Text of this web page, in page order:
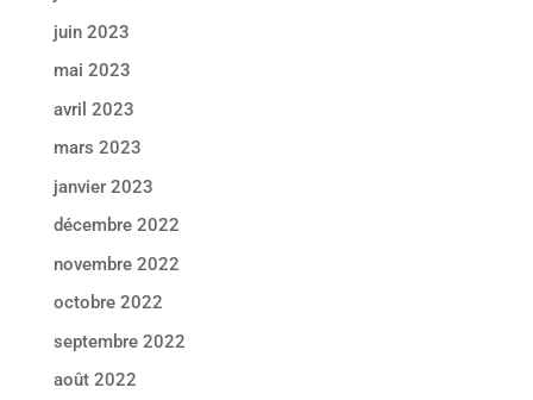
juin 2023
mai 2023
avril 2023
mars 2023
janvier 2023
décembre 2022
novembre 2022
octobre 2022
septembre 2022
août 2022